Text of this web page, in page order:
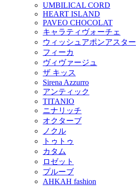
UMBILICAL CORD
HEART ISLAND
PAVEO CHOCOLAT
キャラティヴォーチェ
ウィッシュアポンアスター
フィーカ
ヴィヴァージュ
ザ キッス
Sirena Azzurro
アンティック
TITANIO
ニナリッチ
オクターブ
ノクル
トゥトゥ
カタム
ロゼット
プルーブ
AHKAH fashion